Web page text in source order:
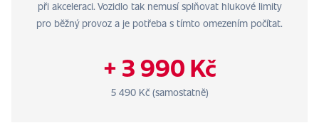
při akceleraci. Vozidlo tak nemusí splňovat hlukové limity
pro běžný provoz a je potřeba s tímto omezením počítat.
+ 3 990 Kč
5 490 Kč (samostatně)